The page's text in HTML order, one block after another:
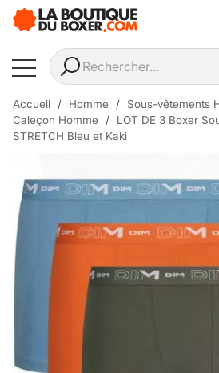
Accueil Homme Sous-vêtements
Caleçon Homme
LOT DE 3 Boxer
STRETCH Bleu et Kaki